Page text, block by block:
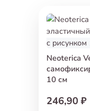
Neoterica
10 см
246,90 ₽